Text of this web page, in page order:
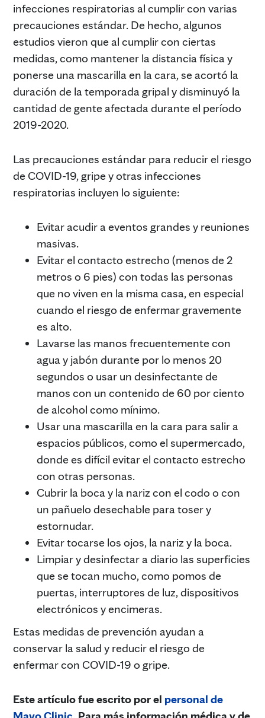
infecciones respiratorias al cumplir con varias
precauciones estándar. De hecho, algunos
estudios vieron que al cumplir con ciertas
medidas, como mantener la distancia física y
ponerse una mascarilla en la cara, se acortó la
duración de la temporada gripal y disminuyó la
cantidad de gente afectada durante el período
2019-2020.
Las precauciones estándar para reducir el riesgo
de COVID-19, gripe y otras infecciones
respiratorias incluyen lo siguiente:
Evitar acudir a eventos grandes y reuniones
masivas.
Evitar el contacto estrecho (menos de 2
metros o 6 pies) con todas las personas
que no viven en la misma casa, en especial
cuando el riesgo de enfermar gravemente
es alto.
Lavarse las manos frecuentemente con
agua y jabón durante por lo menos 20
segundos o usar un desinfectante de
manos con un contenido de 60 por ciento
de alcohol como mínimo.
Usar una mascarilla en la cara para salir a
espacios públicos, como el supermercado,
donde es difícil evitar el contacto estrecho
con otras personas.
Cubrir la boca y la nariz con el codo o con
un pañuelo desechable para toser y
estornudar.
Evitar tocarse los ojos, la nariz y la boca.
Limpiar y desinfectar a diario las superficies
que se tocan mucho, como pomos de
puertas, interruptores de luz, dispositivos
electrónicos y encimeras.
Estas medidas de prevención ayudan a
conservar la salud y reducir el riesgo de
enfermar con COVID-19 o gripe.
Este artículo fue escrito por el personal de